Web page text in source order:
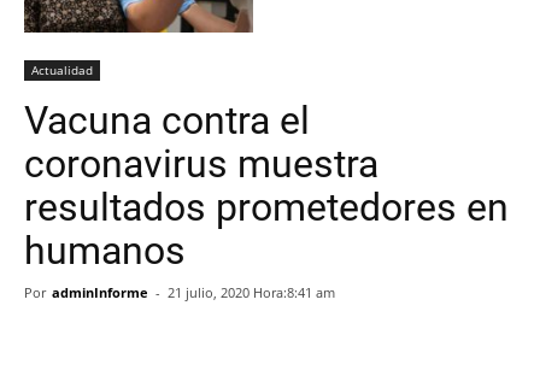
Actualidad
Vacuna contra el
coronavirus muestra
resultados prometedores en
humanos
Por adminInforme - 21 julio, 2020 Hora:8:41 am